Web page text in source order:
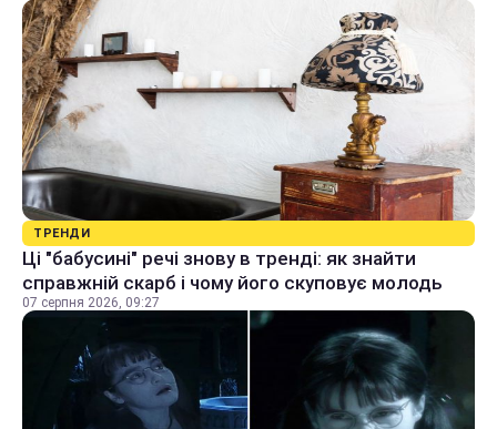
ТРЕНДИ
Ці "бабусині" речі знову в тренді: як знайти
справжній скарб і чому його скуповує молодь
07 серпня 2026, 09:27